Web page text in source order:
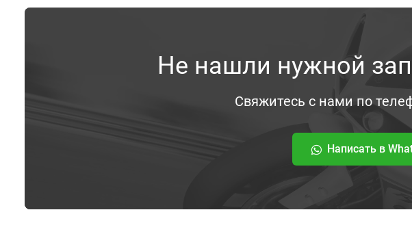
Не нашли нужной
Свяжитесь с нами по
Написать в